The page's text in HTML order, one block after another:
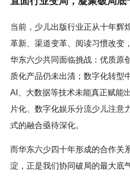
当前，少儿出版行业正从十年辉
革新、渠道变革、阅读习惯改变
华东六少共同面临挑战：优质原
质化产品仍未出清；数字化转型
AI、大数据等技术未能真正赋能
片化、数字化娱乐分流少儿注意
式的融合亟待深化。
而华东六少四十年形成的合作关
淀，正是我们协同破局的最大底气